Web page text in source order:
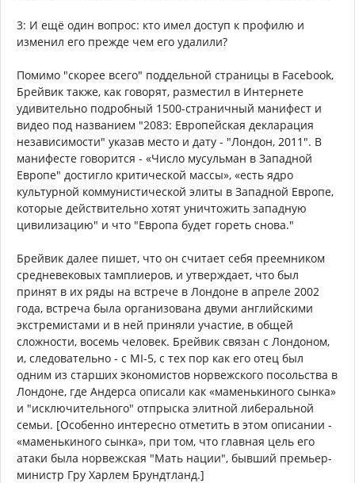
3: И ещё один вопрос: кто имел доступ к профилю и
изменил его прежде чем его удалили?
Помимо "скорее всего" поддельной страницы в Facebook,
Брейвик также, как говорят, разместил в Интернете
удивительно подробный 1500-страничный манифест и
видео под названием "2083: Европейская декларация
независимости" указав место и дату - "Лондон, 2011". В
манифесте говорится - «Число мусульман в Западной
Европе" достигло критической массы», «есть ядро ​​
культурной коммунистической элиты в Западной Европе,
которые действительно хотят уничтожить западную
цивилизацию" и что "Европа будет гореть снова."
Брейвик далее пишет, что он считает себя преемником
средневековых тамплиеров, и утверждает, что был
принят в их ряды на встрече в Лондоне в апреле 2002
года, встреча была организована двуми английскими
экстремистами и в ней приняли участие, в общей
сложности, восемь человек. Брейвик связан с Лондоном,
и, следовательно - с MI-5, с тех пор как его отец был
одним из старших экономистов норвежского посольства в
Лондоне, где Андерса описали как «маменькиного сынка»
и "исключительного" отпрыска элитной либеральной
семьи. [Особенно интересно отметить в этом описании -
«маменькиного сынка», при том, что главная цель его
атаки была норвежская "Мать нации", бывший премьер-
министр Гру Харлем Брундтланд.]